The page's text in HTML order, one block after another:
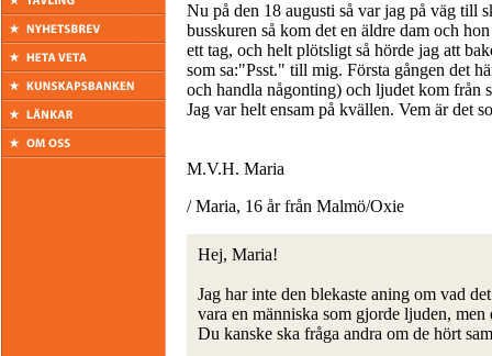
Nu på den 18 augusti så var jag på väg till
busskuren så kom det en äldre dam och
ett tag, och helt plötsligt så hörde jag att
som sa:"Psst." till mig. Första gången det
och handla någonting) och ljudet kom från
Jag var helt ensam på kvällen. Vem är det
M.V.H. Maria
/ Maria, 16 år från Malmö/Oxie
Hej, Maria!
Jag har inte den blekaste aning om vad
vara en människa som gjorde ljuden,
Du kanske ska fråga andra om de hört